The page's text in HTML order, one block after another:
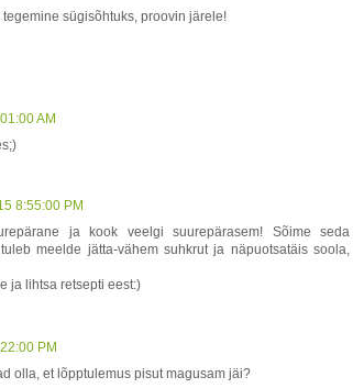
sügisõhtuks, proovin järele!
AM
8:55:00 PM
ja kook veelgi suurepärasem! Sõime seda
meelde jätta-vähem suhkrut ja näpuotsatäis soola,
ja lihtsa retsepti eest:)
PM
olla, et lõpptulemus pisut magusam jäi?